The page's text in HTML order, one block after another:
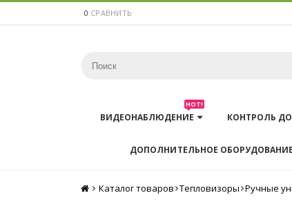
0 СРАВНИТЬ
ВИДЕОНАБЛЮДЕНИЕ
HOT!
КОНТРОЛЬ
ДОПОЛНИТЕЛЬНОЕ ОБОРУДОВАНИЕ
Главная
Каталог товаров Тепловизоры Ручные